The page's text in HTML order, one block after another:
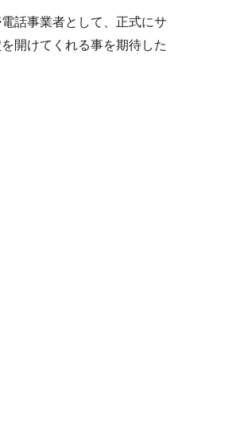
話事業者として、正式にサ
開けてくれる事を期待した